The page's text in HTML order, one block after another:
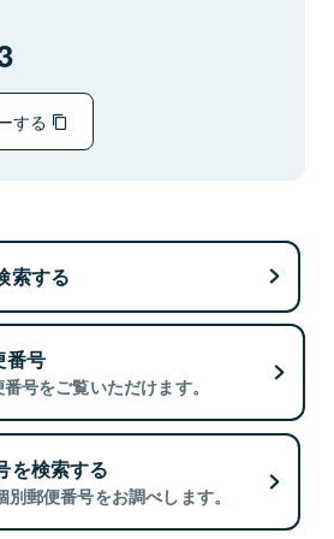
する
索する
番号
号をご覧いただけます。
を検索する
郵便番号をお調べします。